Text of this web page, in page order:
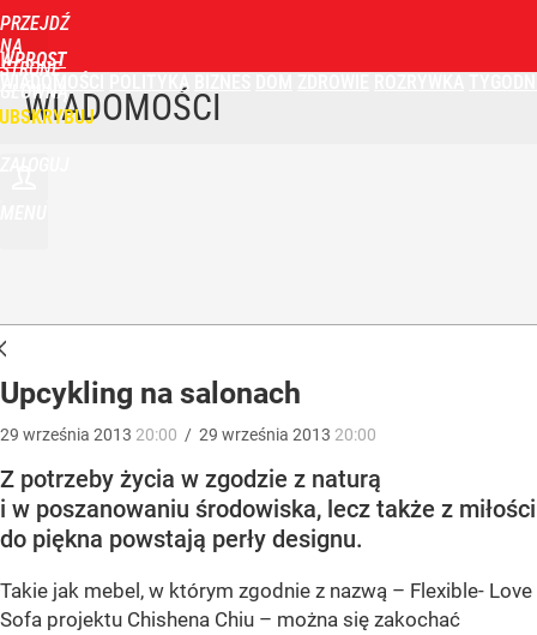
PRZEJDŹ
NA
STRONĘ
GŁÓWNĄ
WPROST
POLITYKA
WIADOMOŚCI
Upcykling na salonach
29 września 2013 20:00 / 29 września 2013 20:00
Z potrzeby życia w zgodzie z naturą
i w poszanowaniu środowiska, lecz także z miłości
do piękna powstają perły designu.
Takie jak mebel, w którym zgodnie z nazwą – Flexible- Love
Sofa projektu Chishena Chiu – można się zakochać